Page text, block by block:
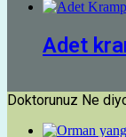
Adet
Doktorunuz Ne